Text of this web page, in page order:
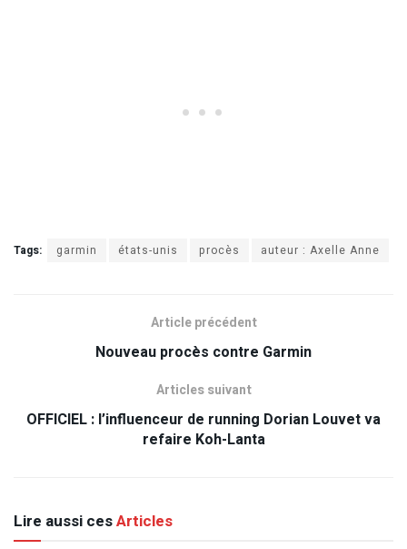
Tags: garmin états-unis procès auteur : Axelle Anne
Article précédent
Nouveau procès contre Garmin
Articles suivant
OFFICIEL : l’influenceur de running Dorian Louvet va
refaire Koh-Lanta
Lire aussi cesArticles